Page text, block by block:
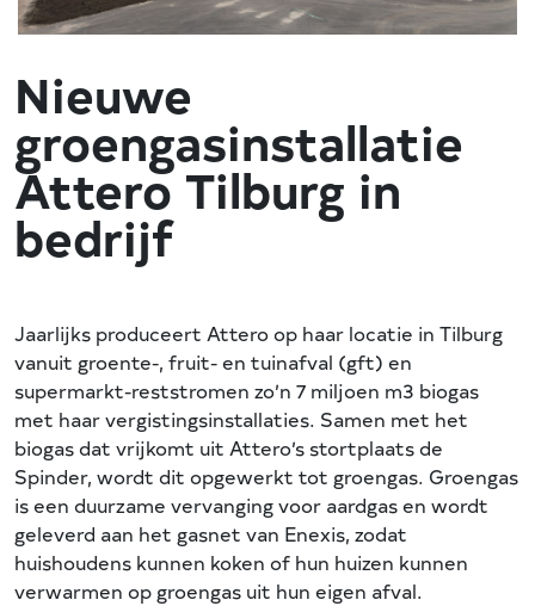
Nieuwe
groengasinstallatie
Attero Tilburg in
bedrijf
Jaarlijks produceert Attero op haar locatie in Tilburg
vanuit groente-, fruit- en tuinafval (gft) en
supermarkt-reststromen zo’n 7 miljoen m3 biogas
met haar vergistingsinstallaties. Samen met het
biogas dat vrijkomt uit Attero’s stortplaats de
Spinder, wordt dit opgewerkt tot groengas. Groengas
is een duurzame vervanging voor aardgas en wordt
geleverd aan het gasnet van Enexis, zodat
huishoudens kunnen koken of hun huizen kunnen
verwarmen op groengas uit hun eigen afval.